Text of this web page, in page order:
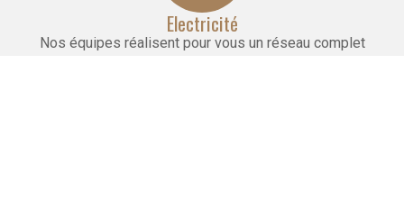
Electricité
Nos équipes réalisent pour vous un réseau complet